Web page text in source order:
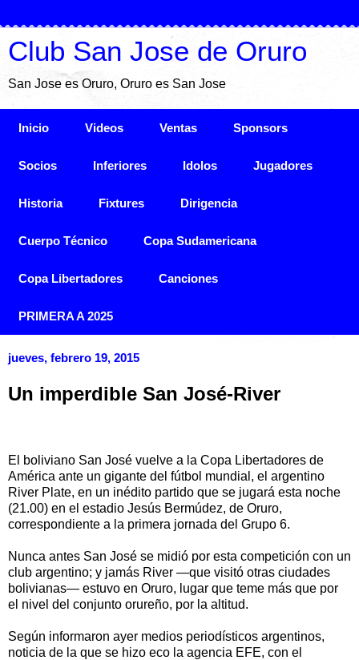
Club San Jose de Oruro
San Jose es Oruro, Oruro es San Jose
Inicio Videos Ventas Sponsors
Socios Inferiores Idolos Jugadores
Historia Fixtures Dirigencia
Cuerpo Técnico Copa Sudamericana
Copa Libertadores Canciones
PRIMERA A 2025
jueves, febrero 19, 2015
Un imperdible San José-River
El boliviano San José vuelve a la Copa Libertadores de
América ante un gigante del fútbol mundial, el argentino
River Plate, en un inédito partido que se jugará esta noche
(21.00) en el estadio Jesús Bermúdez, de Oruro,
correspondiente a la primera jornada del Grupo 6.
Nunca antes San José se midió por esta competición con un
club argentino; y jamás River —que visitó otras ciudades
bolivianas— estuvo en Oruro, lugar que teme más que por
el nivel del conjunto orureño, por la altitud.
Según informaron ayer medios periodísticos argentinos,
noticia de la que se hizo eco la agencia EFE, con el